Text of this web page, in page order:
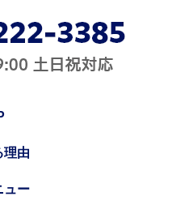
理由
ュー